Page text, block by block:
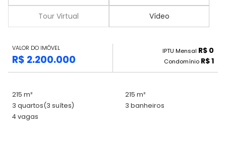
Tour Virtual Vídeo
VALOR DO IMÓVEL
R$ 2.200.000
IPTU Mensal R$ 0
Condomínio R$ 1
215 m²
215 m²
3 quartos(3 suítes)
3 banheiros
4 vagas